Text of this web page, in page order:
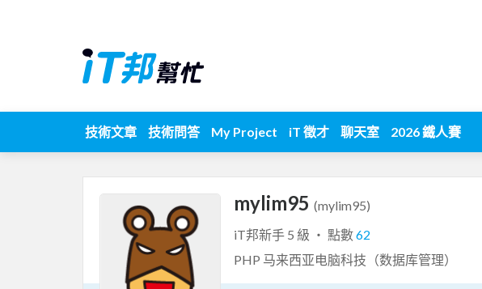
技術文章 技術問答 My Project iT 徵才 聊天室 2026 鐵人賽
mylim95 (mylim95)
iT邦新手 5 級 ‧ 點數62
PHP 马来西亚电脑科技（数据库管理）